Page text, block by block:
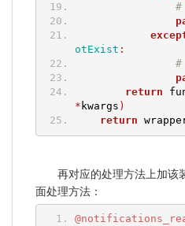
#
otExist :
#
return
* kwargs )
return
再对应的处理方法上加该
面处理方法：